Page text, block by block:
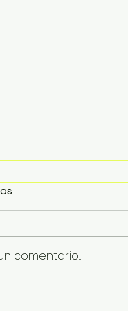
comentario...